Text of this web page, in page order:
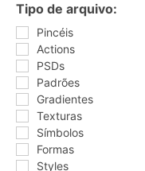
Tipo de arquivo:
Pincéis
Actions
PSDs
Padrões
Gradientes
Texturas
Símbolos
Formas
Styles